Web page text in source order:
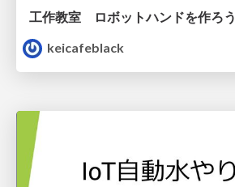
工作教室 ロボットハンドを作ろう
keicafeblack